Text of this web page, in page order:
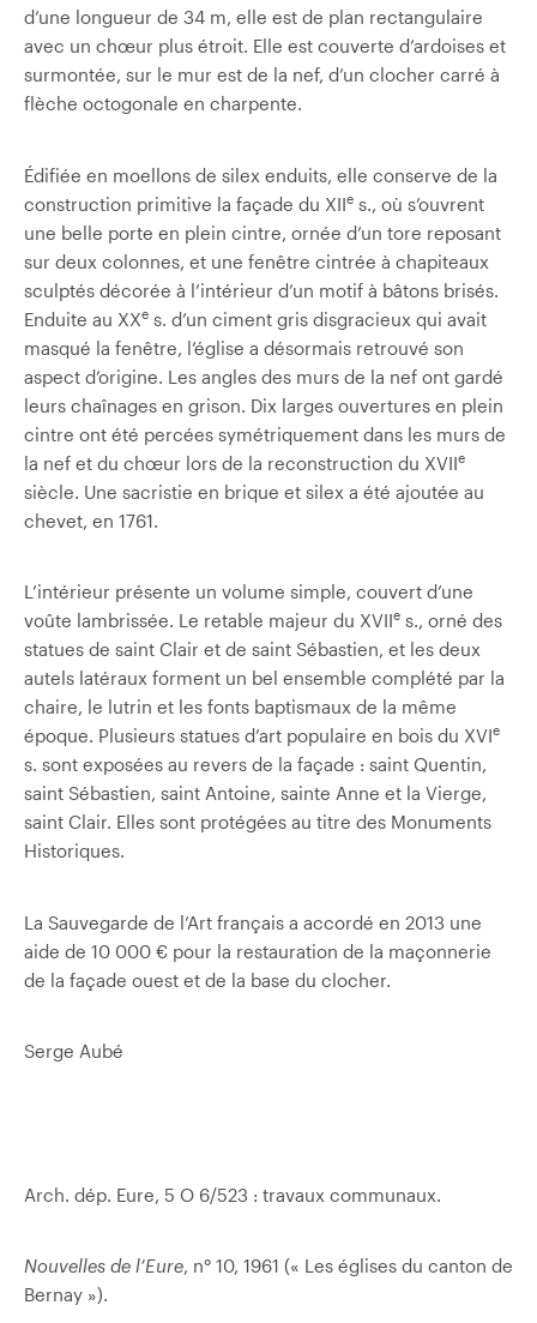
d’une longueur de 34 m, elle est de plan rectangulaire
avec un chœur plus étroit. Elle est couverte d’ardoises et
surmontée, sur le mur est de la nef, d’un clocher carré à
flèche octogonale en charpente.
Édifiée en moellons de silex enduits, elle conserve de la
construction primitive la façade du XIIe s., où s’ouvrent
une belle porte en plein cintre, ornée d’un tore reposant
sur deux colonnes, et une fenêtre cintrée à chapiteaux
sculptés décorée à l’intérieur d’un motif à bâtons brisés.
Enduite au XXe s. d’un ciment gris disgracieux qui avait
masqué la fenêtre, l’église a désormais retrouvé son
aspect d’origine. Les angles des murs de la nef ont gardé
leurs chaînages en grison. Dix larges ouvertures en plein
cintre ont été percées symétriquement dans les murs de
la nef et du chœur lors de la reconstruction du XVIIe
siècle. Une sacristie en brique et silex a été ajoutée au
chevet, en 1761.
L’intérieur présente un volume simple, couvert d’une
voûte lambrissée. Le retable majeur du XVIIe s., orné des
statues de saint Clair et de saint Sébastien, et les deux
autels latéraux forment un bel ensemble complété par la
chaire, le lutrin et les fonts baptismaux de la même
époque. Plusieurs statues d’art populaire en bois du XVIe
s. sont exposées au revers de la façade : saint Quentin,
saint Sébastien, saint Antoine, sainte Anne et la Vierge,
saint Clair. Elles sont protégées au titre des Monuments
Historiques.
La Sauvegarde de l’Art français a accordé en 2013 une
aide de 10 000 € pour la restauration de la maçonnerie
de la façade ouest et de la base du clocher.
Serge Aubé
Arch. dép. Eure, 5 O 6/523 : travaux communaux.
Nouvelles de l’Eure, n° 10, 1961 (« Les églises du canton de
Bernay »).